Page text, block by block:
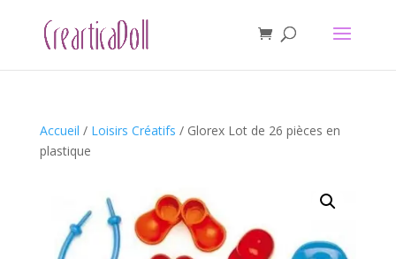
Accueil / Loisirs Créatifs / Glorex Lot de 26 pièces en
plastique